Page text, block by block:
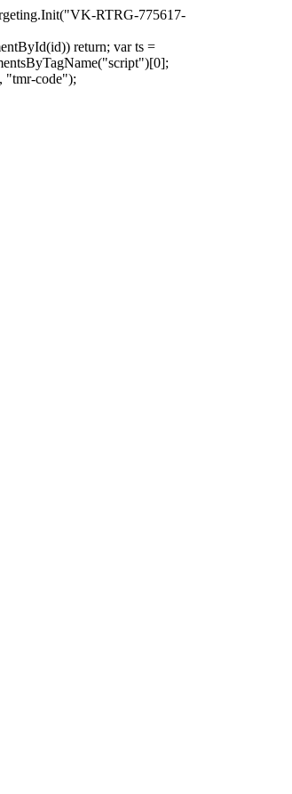
RTRG-775617-
return; var ts =
"tmr-code");